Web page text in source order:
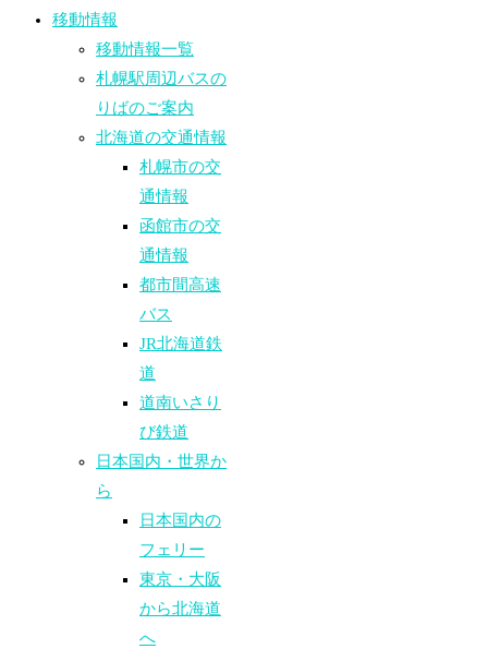
移動情報
移動情報一覧
札幌駅周辺バスの
りばのご案内
北海道の交通情報
札幌市の交
通情報
函館市の交
通情報
都市間高速
バス
JR北海道鉄
道
道南いさり
び鉄道
日本国内・世界か
ら
日本国内の
フェリー
東京・大阪
から北海道
へ